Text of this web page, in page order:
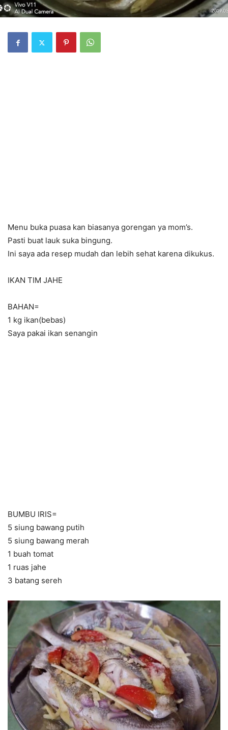
Menu buka puasa kan biasanya gorengan ya mom’s.
Pasti buat lauk suka bingung.
Ini saya ada resep mudah dan lebih sehat karena dikukus.
IKAN TIM JAHE
BAHAN=
1 kg ikan(bebas)
Saya pakai ikan senangin
BUMBU IRIS=
5 siung bawang putih
5 siung bawang merah
1 buah tomat
1 ruas jahe
3 batang sereh